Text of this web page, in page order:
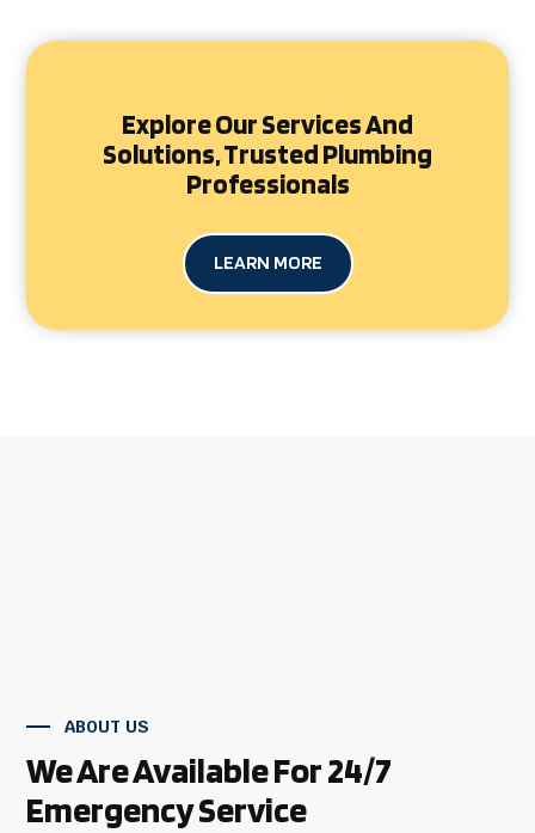
Explore Our Services And
Solutions, Trusted Plumbing
Professionals
LEARN MORE
ABOUT US
We Are Available For 24/7
Emergency Service